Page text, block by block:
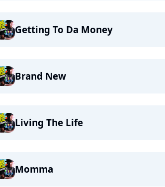
Getting To Da Money
Brand New
Living The Life
Momma